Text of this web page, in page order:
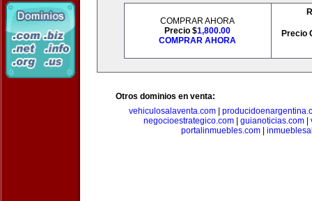
COMPRAR AHORA
Precio $1,800.00
COMPRAR AHORA
Precio
Otros dominios en venta:
vehiculosalaventa.com
negocioestrategico.com| guianoticias.com|
portalinmuebles.com|